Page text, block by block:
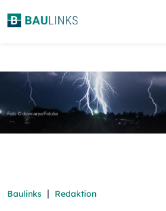
Baulinks | Redaktion